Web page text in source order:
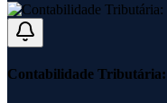
Contabilidade Tributária: